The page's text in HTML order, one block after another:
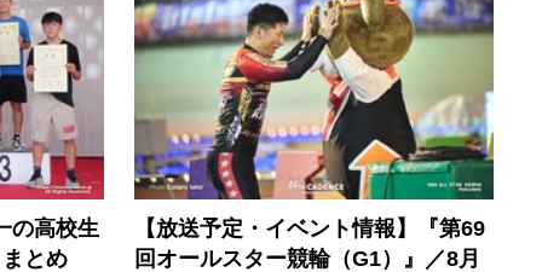
の高校生
とめ
【放送予定・イベント情報】『第69
回オールスター競輪（G1）』／8月